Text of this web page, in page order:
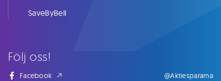
Följ oss!
Facebook @Aktiespararna
SaveByBell